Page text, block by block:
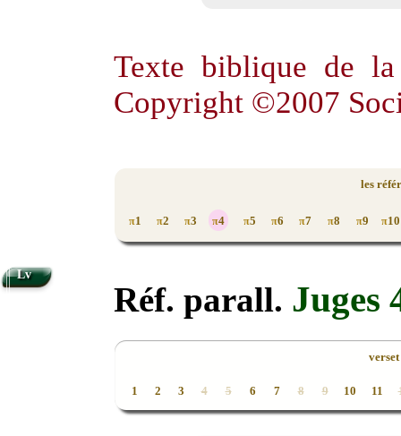
Texte biblique de
Copyright ©2007
les
π1 π2 π3 π4 π5 π6 π7 π8 π9 π10
Réf. parall. Juges
verset
1 2 3 4 5 6 7 8 9 10 11
Lv